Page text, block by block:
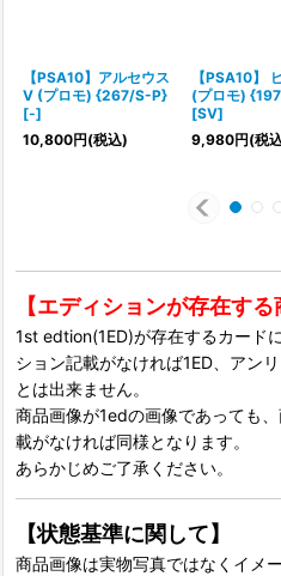
【PSA10】アルセウス
V (プロモ) {267/S-P}
[-]
10,800円(税込)
【PSA10】
(プロモ)
[SV]
9,980円(税
【エディションが存在する
1st edtion(1ED)が存在するカード
ション記載がなければ1ED、アン
とは出来ません。
商品画像が1edの画像であっても
載がなければ同様となります。
あらかじめご了承ください。
【状態基準に関して】
商品画像は実物写真ではなくイメ